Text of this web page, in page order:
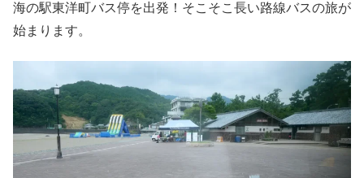
海の駅東洋町バス停を出発！そこそこ長い路線バスの旅が
始まります。